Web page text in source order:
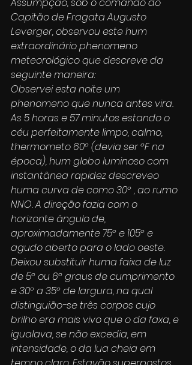
Assumpção, sob o comando do
Capitão de Fragata Augusto
Leverger, observou este hum
extraordinário phenomeno
meteorológico que descreve da
seguinte maneira:
Observei esta noite um
phenomeno que nunca antes vira.
As 5 horas e 57 minutos estando o
céu perfeitamente limpo, calmo,
thermometo 60º (devia ser ºF na
época), hum globo luminoso com
instantânea rapidez descreveo
huma curva de como 30º , ao rumo
NNO. A direção fazia com o
horizonte ângulo de,
aproximadamente 75º e 105º e
agudo aberto para o lado oeste.
Deixou substituir huma faixa de luz
de 5º ou 6º graus de cumprimento
e 30º a 35º de largura, na qual
distinguião-se três corpos cujo
brilho era mais vivo que o da faxa, e
igualava, se não excedia, em
intensidade, o da lua cheia em